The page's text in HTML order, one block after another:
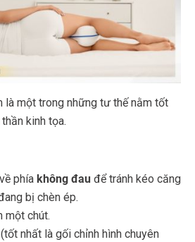
một trong những tư thế nằm tốt
kinh tọa.
phía không đau để tránh kéo căng
bị chèn ép.
một chút.
nhất là gối chỉnh hình chuyên